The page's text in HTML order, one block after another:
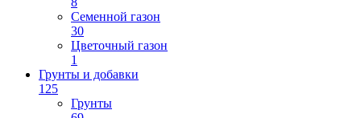
Семенной газон
30
Цветочный газон
1
Грунты и добавки
125
Грунты